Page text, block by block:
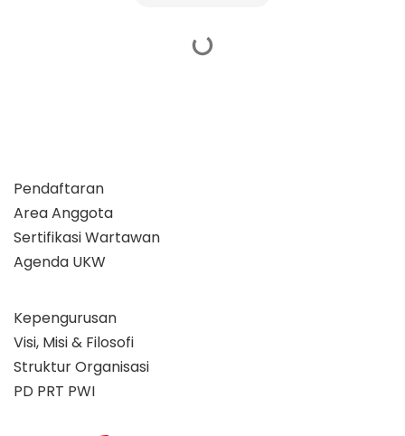
Pendaftaran
Area Anggota
Sertifikasi Wartawan
Agenda UKW
Kepengurusan
Visi, Misi & Filosofi
Struktur Organisasi
PD PRT PWI